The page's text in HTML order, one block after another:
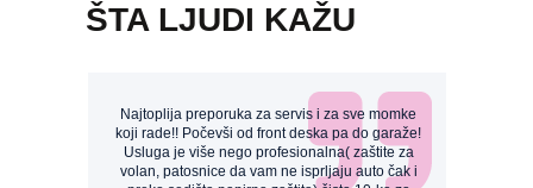
Najtoplija preporuka za servis i za sve momke
koji rade!! Počevši od front deska pa do garaže!
Usluga je više nego profesionalna( zaštite za
volan, patosnice da vam ne isprljaju auto čak i
ŠTA LJUDI KAŽU